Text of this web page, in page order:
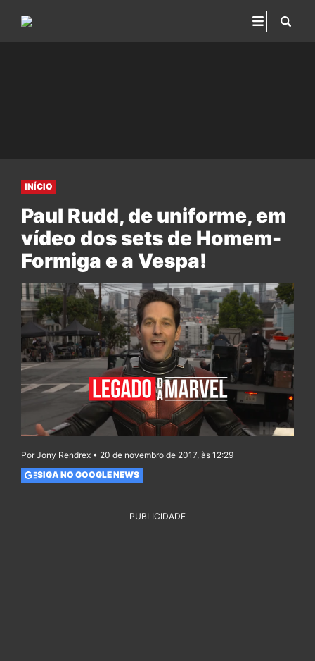
INÍCIO
Paul Rudd, de uniforme, em
vídeo dos sets de Homem-
Formiga e a Vespa!
Por Jony Rendrex • 20 de novembro de 2017, às 12:29
SIGA NO GOOGLE NEWS
PUBLICIDADE